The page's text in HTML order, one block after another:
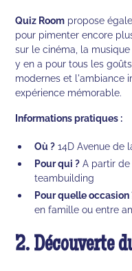
Quiz Room propose
pour pimenter encore
sur le cinéma, la
y en a pour tous les
modernes et l'ambiance
expérience mémorable.
Informations pratiques :
Où ? 14D Avenue de
Pour qui ? A partir de
teambuilding
Pour quelle occasion
en famille ou entre
2. Découverte